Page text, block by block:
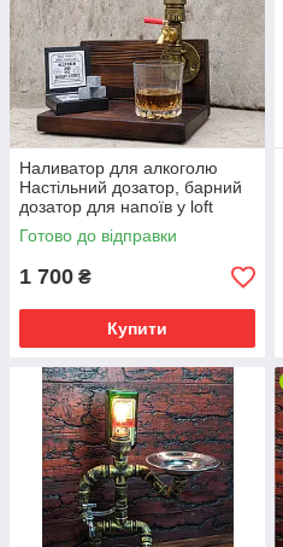
Наливатор для алкоголю
Настільний дозатор, барний
дозатор для напоїв у loft
стилі
Готово до відправки
1 700 ₴
Купити